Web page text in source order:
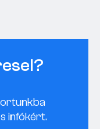
infókért.